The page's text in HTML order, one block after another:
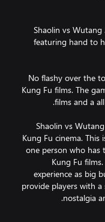
Shaolin vs
featuring hand to
No flashy over the
Kung Fu films. The
Shaolin vs
Kung Fu cinema.
one person who has
Kung Fu
experience as big
provide players with
nostalgia